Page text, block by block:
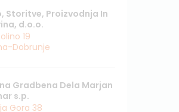
Storitve, Proizvodnja In
d.o.o.
19
Dobrunje
Gradbena Dela Marjan
s.p.
Gora 38